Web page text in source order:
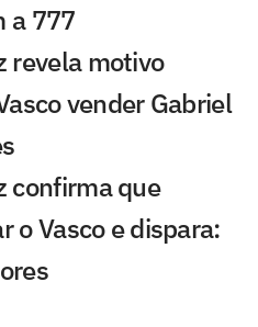
a 777
revela motivo
vender Gabriel
confirma que
o Vasco e dispara: